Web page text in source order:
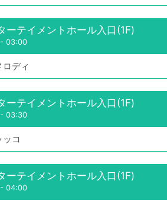
ーテイメントホール入口(1F)
- 03:00
ロディ
ーテイメントホール入口(1F)
- 03:30
ッコ
ーテイメントホール入口(1F)
- 04:00